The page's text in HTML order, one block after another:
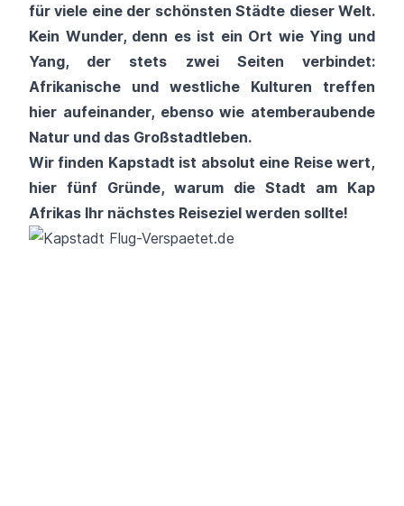
für viele eine der schönsten Städte dieser Welt.
Kein Wunder, denn es ist ein Ort wie Ying und
Yang, der stets zwei Seiten verbindet:
Afrikanische und westliche Kulturen treffen
hier aufeinander, ebenso wie atemberaubende
Natur und das Großstadtleben.
Wir finden Kapstadt ist absolut eine Reise wert,
hier fünf Gründe, warum die Stadt am Kap
Afrikas Ihr nächstes Reiseziel werden sollte!